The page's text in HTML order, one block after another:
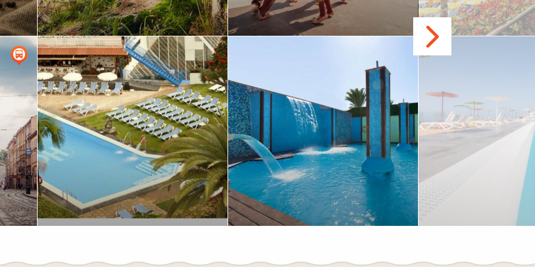
Івано-Франківськ-Яремче- г.Маковиця-
г.Хом'як-Верховина-г.Говерла
Галич-Івано-Франківськ-Манява-Коломия-
Косів-Верховина-Криворівня-Буковель-